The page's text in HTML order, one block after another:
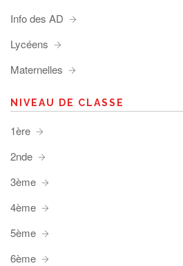
Info des AD
Lycéens
Maternelles
NIVEAU DE CLASSE
1ère
2nde
3ème
4ème
5ème
6ème